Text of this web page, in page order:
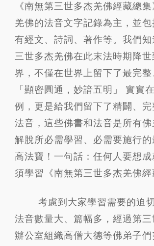
《南無第三世多杰羌佛經藏總
羌佛的法音文字記錄為主，並
有經文、詩詞、著作等。我們
三世多杰羌佛在此末法時期降
界，不僅在世界上留下了最完
「顯密圓通，妙諳五明」 實實
例，更是給我們留下了精闢、
法音，這些佛書和法音是所有
解脫所必需學習、必需要施行
高法寶！一句話：任何人要想
須學習《南無第三世多杰羌佛經
考慮到大家學習需要的迫切
法音數量大、篇幅多，經過第
辦公室組織高僧大德等佛弟子們